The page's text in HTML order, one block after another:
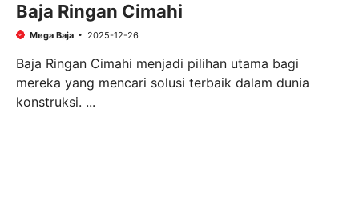
Baja Ringan Cimahi
Mega Baja 2025-12-26
Baja Ringan Cimahi menjadi pilihan utama bagi
mereka yang mencari solusi terbaik dalam dunia
konstruksi. ...